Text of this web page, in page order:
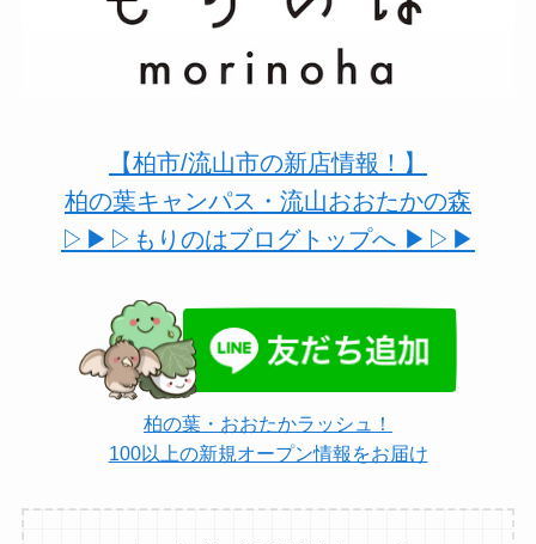
【柏市/流山市の新店情報！】
柏の葉キャンパス・流山おおたかの森
▷▶︎▷もりのはブログトップへ ▶︎▷▶︎
柏の葉・おおたかラッシュ！
100以上の新規オープン情報をお届け